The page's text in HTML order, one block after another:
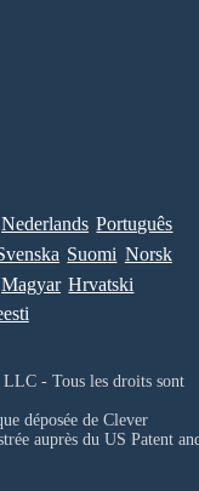
Nederlands Português
Suomi Norsk
Magyar Hrvatski
- Tous les droits sont
déposée de Clever
auprès du US Patent